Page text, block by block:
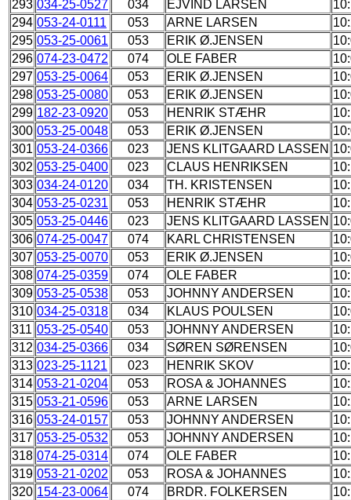
293 034-25-0527 034 EJVIND LARSEN
294 053-24-0111 053 ARNE LARSEN
295 053-25-0061 053 ERIK Ø.JENSEN
296 074-23-0472 074 OLE FABER
297 053-25-0064 053 ERIK Ø.JENSEN
298 053-25-0080 053 ERIK Ø.JENSEN
299 182-23-0920 053 HENRIK STÆHR
300 053-25-0048 053 ERIK Ø.JENSEN
301 053-24-0366 023 JENS KLITGAARD LASSEN
302 053-25-0400 023 CLAUS HENRIKSEN
303 034-24-0120 034 TH. KRISTENSEN
304 053-25-0231 053 HENRIK STÆHR
305 053-25-0446 023 JENS KLITGAARD LASSEN
306 074-25-0047 074 KARL CHRISTENSEN
307 053-25-0070 053 ERIK Ø.JENSEN
308 074-25-0359 074 OLE FABER
309 053-25-0538 053 JOHNNY ANDERSEN
310 034-25-0318 034 KLAUS POULSEN
311 053-25-0540 053 JOHNNY ANDERSEN
312 034-25-0366 034 SØREN SØRENSEN
313 023-25-1121 023 HENRIK SKOV
314 053-21-0204 053 ROSA & JOHANNES
315 053-21-0596 053 ARNE LARSEN
316 053-24-0157 053 JOHNNY ANDERSEN
317 053-25-0532 053 JOHNNY ANDERSEN
318 074-25-0314 074 OLE FABER
319 053-21-0202 053 ROSA & JOHANNES
320 154-23-0064 074 BRDR. FOLKERSEN